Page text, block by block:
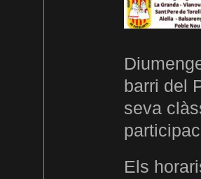
barri del
seva
Els